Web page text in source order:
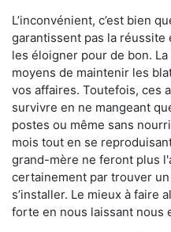
L’inconvénient, c’est bien
garantissent pas la
les éloigner pour de bon.
moyens de maintenir les
vos affaires. Toutefois, ces
survivre en ne mangeant
postes ou même sans
mois tout en se
grand-mère ne feront plus
certainement par trouver
s’installer. Le mieux à faire
forte en nous laissant nous